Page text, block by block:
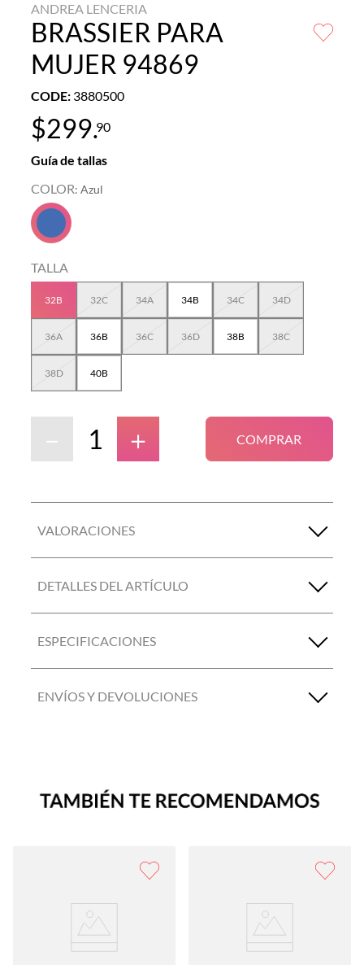
ANDREA LENCERIA
BRASSIER PARA
MUJER 94869
CODE: 3880500
$299.90
Guía de tallas
COLOR: Azul
TALLA
32B 32C 34A 34B 34C 34D
36A 36B 36C 36D 38B 38C
38D 40B
＋
－ COMPRAR
VALORACIONES
DETALLES DEL ARTÍCULO
ESPECIFICACIONES
ENVÍOS Y DEVOLUCIONES